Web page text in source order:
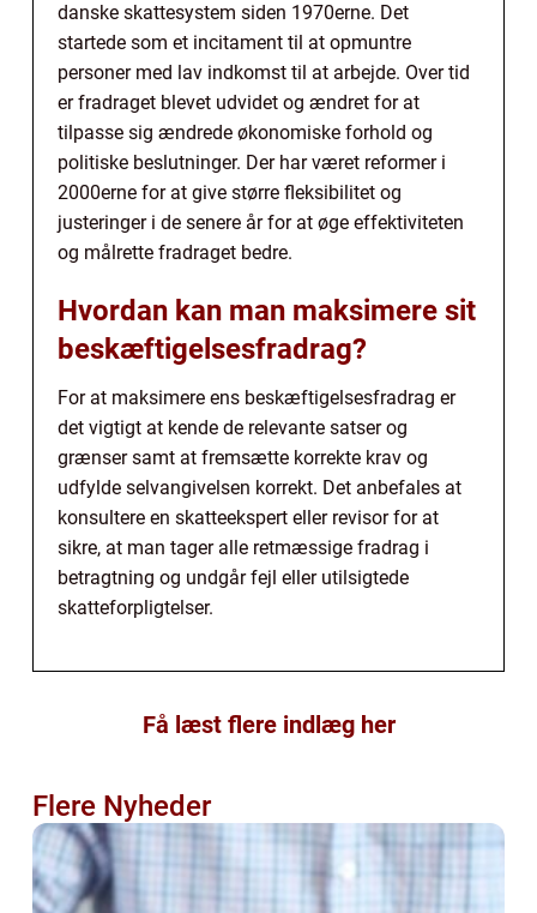
danske skattesystem siden 1970erne. Det
startede som et incitament til at opmuntre
personer med lav indkomst til at arbejde. Over tid
er fradraget blevet udvidet og ændret for at
tilpasse sig ændrede økonomiske forhold og
politiske beslutninger. Der har været reformer i
2000erne for at give større fleksibilitet og
justeringer i de senere år for at øge effektiviteten
og målrette fradraget bedre.
Hvordan kan man maksimere sit
beskæftigelsesfradrag?
For at maksimere ens beskæftigelsesfradrag er
det vigtigt at kende de relevante satser og
grænser samt at fremsætte korrekte krav og
udfylde selvangivelsen korrekt. Det anbefales at
konsultere en skatteekspert eller revisor for at
sikre, at man tager alle retmæssige fradrag i
betragtning og undgår fejl eller utilsigtede
skatteforpligtelser.
Få læst flere indlæg her
Flere Nyheder